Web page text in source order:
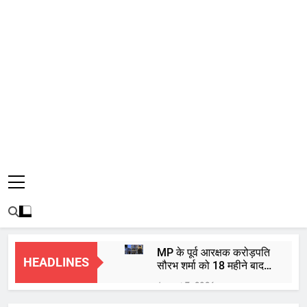
HEADLINES
MP के पूर्व आरक्षक करोड़पति
सौरभ शर्मा को 18 महीने बाद
हाईकोर्ट से मिली जमानत
August 7, 2026